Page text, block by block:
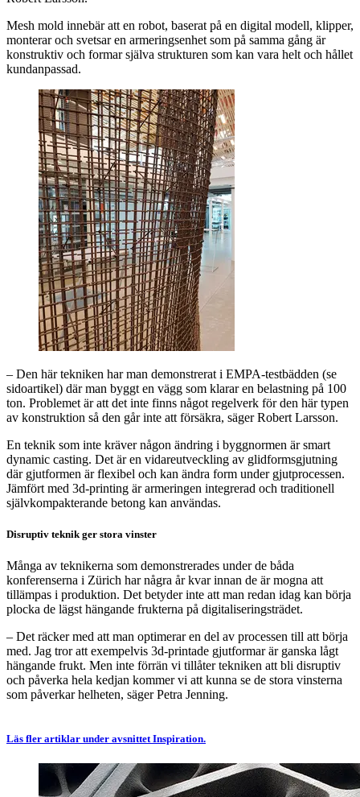
Mesh mold innebär att en robot, baserat på en digital modell, klipper,
monterar och svetsar en armeringsenhet som på samma gång är
konstruktiv och formar själva strukturen som kan vara helt och hållet
kundanpassad.
– Den här tekniken har man demonstrerat i EMPA-testbädden (se
sidoartikel) där man byggt en vägg som klarar en belastning på 100
ton. Problemet är att det inte finns något regelverk för den här typen
av konstruktion så den går inte att försäkra, säger Robert Larsson.
En teknik som inte kräver någon ändring i byggnormen är smart
dynamic casting. Det är en vidareutveckling av glidformsgjutning
där gjutformen är flexibel och kan ändra form under gjutprocessen.
Jämfört med 3d-printing är armeringen integrerad och traditionell
självkompakterande betong kan användas.
Disruptiv teknik ger stora vinster
Många av teknikerna som demonstrerades under de båda
konferenserna i Zürich har några år kvar innan de är mogna att
tillämpas i produktion. Det betyder inte att man redan idag kan börja
plocka de lägst hängande frukterna på digitaliseringsträdet.
– Det räcker med att man optimerar en del av processen till att börja
med. Jag tror att exempelvis 3d-printade gjutformar är ganska lågt
hängande frukt. Men inte förrän vi tillåter tekniken att bli disruptiv
och påverka hela kedjan kommer vi att kunna se de stora vinsterna
som påverkar helheten, säger Petra Jenning.
Läs fler artiklar under avsnittet Inspiration.